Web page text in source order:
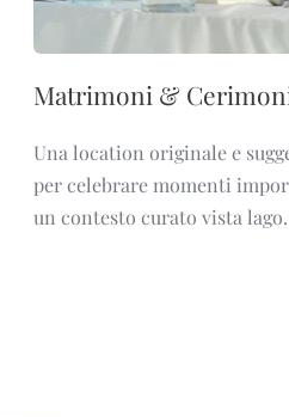
Matrimoni &
Una location originale e
per celebrare momenti
un contesto curato vista lago.